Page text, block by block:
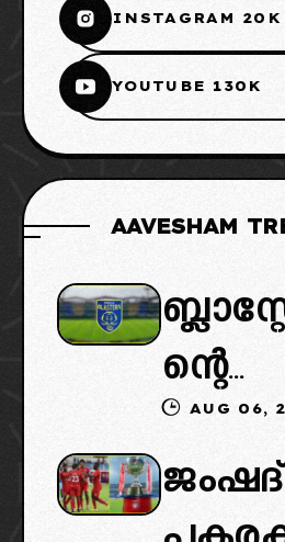
INSTAGRAM 20K
YOUTUBE 130K
AAVESHAM
ന്റെ
ൽ